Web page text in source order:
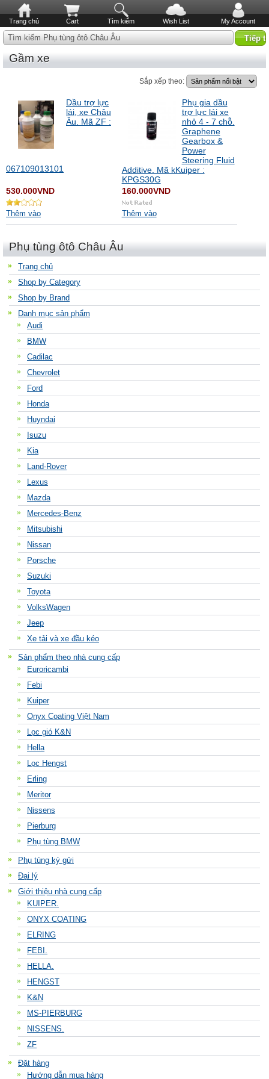
Trang chủ Cart Tìm kiếm Wish List My Account
Tìm kiếm Phụ tùng ôtô Châu Âu
Gầm xe
Sắp xếp theo:
Dầu trợ lực
lái, xe Châu
Âu. Mã ZF :
067109013101
530.000VND
Thêm vào
Phụ gia dầu
trợ lực lái xe
nhỏ 4 - 7 chỗ.
Graphene
Gearbox &
Power
Steering Fluid
Additive. Mã kKuiper :
KPGS30G
160.000VND
Thêm vào
Phụ tùng ôtô Châu Âu
Trang chủ
Shop by Category
Shop by Brand
Danh mục sản phẩm
Audi
BMW
Cadilac
Chevrolet
Ford
Honda
Huyndai
Isuzu
Kia
Land-Rover
Lexus
Mazda
Mercedes-Benz
Mitsubishi
Nissan
Porsche
Suzuki
Toyota
VolksWagen
Jeep
Xe tải và xe đầu kéo
Sản phẩm theo nhà cung cấp
Euroricambi
Febi
Kuiper
Onyx Coating Việt Nam
Lọc gió K&N
Hella
Lọc Hengst
Erling
Meritor
Nissens
Pierburg
Phụ tùng BMW
Phụ tùng ký gửi
Đại lý
Giới thiệu nhà cung cấp
KUIPER.
ONYX COATING
ELRING
FEBI.
HELLA.
HENGST
K&N
MS-PIERBURG
NISSENS.
ZF
Đặt hàng
Hướng dẫn mua hàng